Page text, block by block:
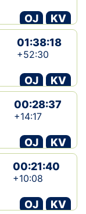
OJ
KV
01:38:18
+52:30
OJ
KV
00:28:37
+14:17
OJ
KV
00:21:40
+10:08
OJ
KV